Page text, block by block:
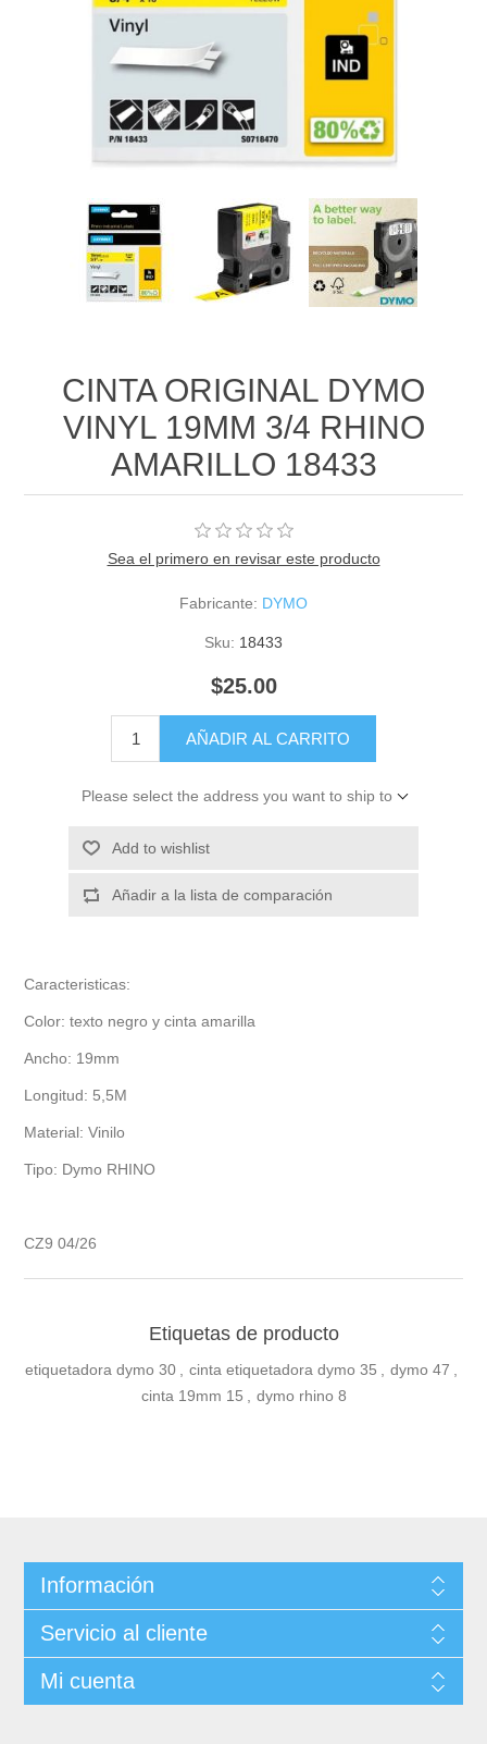
CINTA ORIGINAL DYMO
VINYL 19MM 3/4 RHINO
AMARILLO 18433
Sea el primero en revisar este producto
Fabricante: DYMO
Sku: 18433
$25.00
AÑADIR AL CARRITO
Please select the address you want to ship to
Add to wishlist
Añadir a la lista de comparación
Caracteristicas:
Color: texto negro y cinta amarilla
Ancho: 19mm
Longitud: 5,5M
Material: Vinilo
Tipo: Dymo RHINO
CZ9 04/26
Etiquetas de producto
etiquetadora dymo 30 , cinta etiquetadora dymo 35 , dymo 47 ,
cinta 19mm 15 , dymo rhino 8
Información
Servicio al cliente
Mi cuenta